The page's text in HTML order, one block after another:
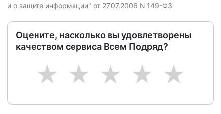
и о защите информации" от 27.07.2006 N 149-ФЗ
Оцените, насколько вы удовлетворены
качеством сервиса Всем Подряд?
5
4
3
2
1